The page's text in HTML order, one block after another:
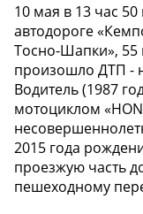
10 мая в 13 час
автодороге
Тосно-Шапки», 55
произошло ДТП -
Водитель (1987
мотоциклом
2015 года
проезжую часть
пешеходному